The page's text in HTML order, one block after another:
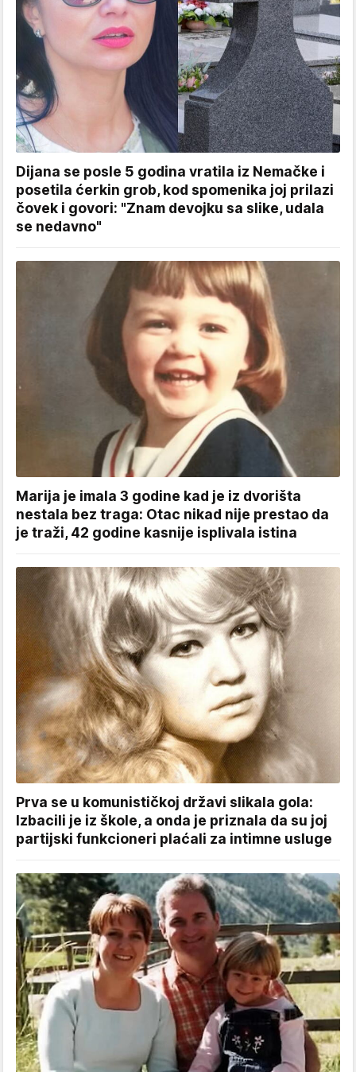
Dijana se posle 5 godina vratila iz Nemačke i
posetila ćerkin grob, kod spomenika joj prilazi
čovek i govori: "Znam devojku sa slike, udala
se nedavno"
Marija je imala 3 godine kad je iz dvorišta
nestala bez traga: Otac nikad nije prestao da
je traži, 42 godine kasnije isplivala istina
Prva se u komunističkoj državi slikala gola:
Izbacili je iz škole, a onda je priznala da su joj
partijski funkcioneri plaćali za intimne usluge